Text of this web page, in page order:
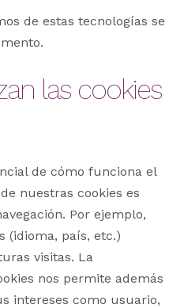
de estas tecnologías se
las cookies
de cómo funciona el
nuestras cookies es
Por ejemplo,
(idioma, país, etc.)
visitas. La
nos permite además
intereses como usuario,